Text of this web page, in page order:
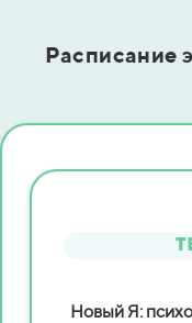
Расписание
Новый Я: